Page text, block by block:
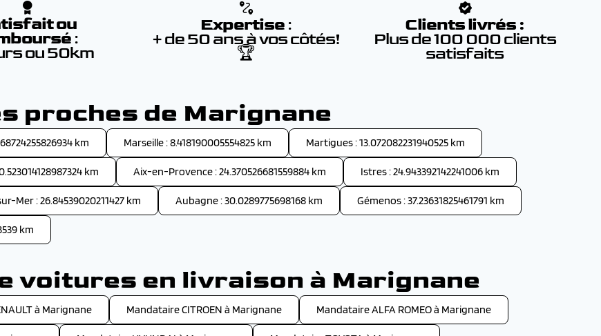
ou
:
ou 50km
Expertise :
+ de 50 ans à vos côtés!
🏆
Clients livrés :
Plus de 100 000 clients
satisfaits
proches de Marignane
km Marseille : 8.418190005554825 km Martigues : 13.072082231940525 km
km Aix-en-Provence : 24.370526681559884 km Istres : 24.943392142241006 km
Mer : 26.84539020211427 km Aubagne : 30.0289775698168 km Gémenos : 37.23631825461791 km
km
voitures en livraison à Marignane
à Marignane Mandataire CITROEN à Marignane Mandataire ALFA ROMEO à Marignane